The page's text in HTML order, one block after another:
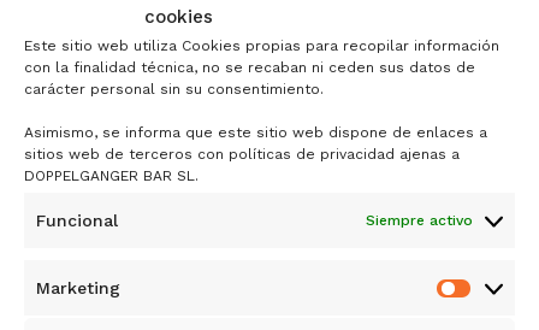
cookies
Este sitio web utiliza Cookies propias para recopilar información
con la finalidad técnica, no se recaban ni ceden sus datos de
carácter personal sin su consentimiento.
Asimismo, se informa que este sitio web dispone de enlaces a
sitios web de terceros con políticas de privacidad ajenas a
DOPPELGANGER BAR SL.
Funcional Siempre activo
Marketing
1ª PLANTA, PUESTO 44
CALLE DE SANTA ISABEL 5, 28012 MADRID
+34 915 30 54 99